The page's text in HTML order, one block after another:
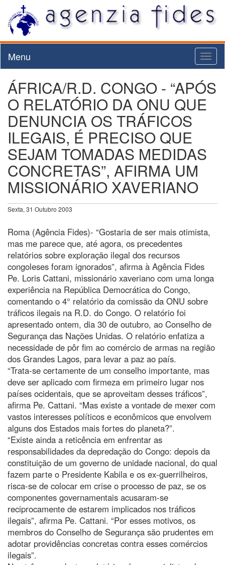
Menu
ÁFRICA/R.D. CONGO - “APÓS
O RELATÓRIO DA ONU QUE
DENUNCIA OS TRÁFICOS
ILEGAIS, É PRECISO QUE
SEJAM TOMADAS MEDIDAS
CONCRETAS”, AFIRMA UM
MISSIONÁRIO XAVERIANO
Sexta, 31 Outubro 2003
Roma (Agência Fides)- “Gostaria de ser mais otimista,
mas me parece que, até agora, os precedentes
relatórios sobre exploração ilegal dos recursos
congoleses foram ignorados”, afirma à Agência Fides
Pe. Loris Cattani, missionário xaveriano com uma longa
experiência na República Democrática do Congo,
comentando o 4° relatório da comissão da ONU sobre
tráficos ilegais na R.D. do Congo. O relatório foi
apresentado ontem, dia 30 de outubro, ao Conselho de
Segurança das Nações Unidas. O relatório enfatiza a
necessidade de pôr fim ao comércio de armas na região
dos Grandes Lagos, para levar a paz ao país.
“Trata-se certamente de um conselho importante, mas
deve ser aplicado com firmeza em primeiro lugar nos
países ocidentais, que se aproveitam desses tráficos”,
afirma Pe. Cattani. “Mas existe a vontade de mexer com
vastos interesses políticos e econômicos que envolvem
alguns dos Estados mais fortes do planeta?”.
“Existe ainda a reticência em enfrentar as
responsabilidades da depredação do Congo: depois da
constituição de um governo de unidade nacional, do qual
fazem parte o Presidente Kabila e os ex-guerrilheiros,
risca-se de colocar em crise o processo de paz, se os
componentes governamentais acusaram-se
reciprocamente de estarem implicados nos tráficos
ilegais”, afirma Pe. Cattani. “Por esses motivos, os
membros do Conselho de Segurança são prudentes em
adotar providências concretas contra esses comércios
ilegais”.